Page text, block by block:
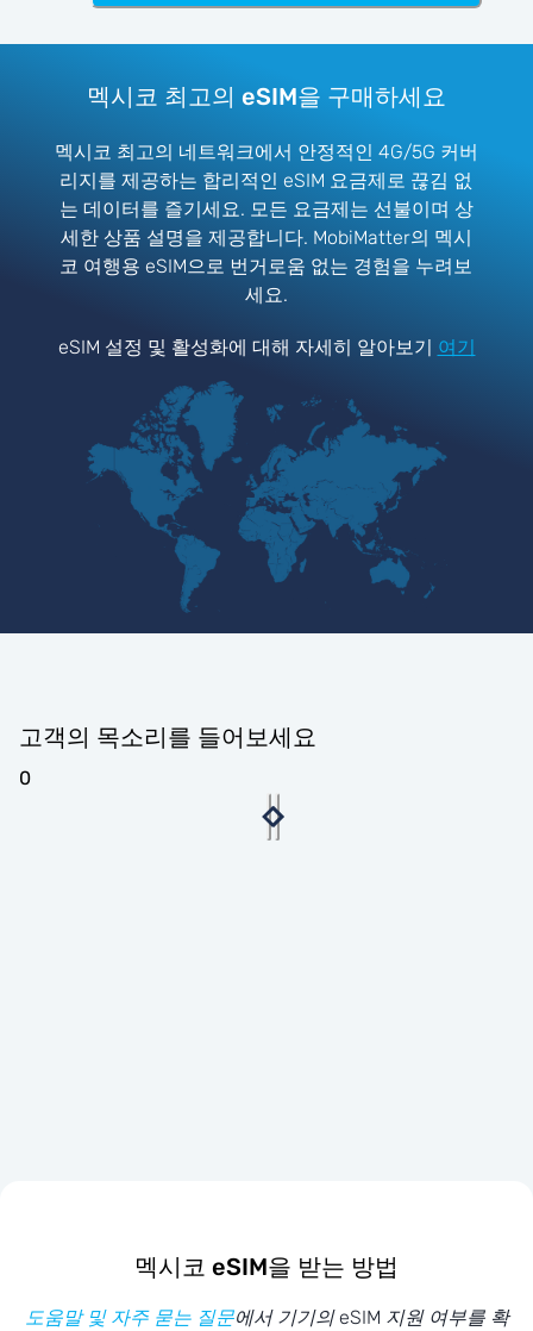
멕시코 최고의 eSIM을 구매하세요
멕시코 최고의 네트워크에서 안정적인 4G/5G 커버
리지를 제공하는 합리적인 eSIM 요금제로 끊김 없
는 데이터를 즐기세요. 모든 요금제는 선불이며 상
세한 상품 설명을 제공합니다. MobiMatter의 멕시
코 여행용 eSIM으로 번거로움 없는 경험을 누려보
세요.
eSIM 설정 및 활성화에 대해 자세히 알아보기 여기
고객의 목소리를 들어보세요
0
멕시코 eSIM을 받는 방법
도움말 및 자주 묻는 질문에서 기기의 eSIM 지원 여부를 확